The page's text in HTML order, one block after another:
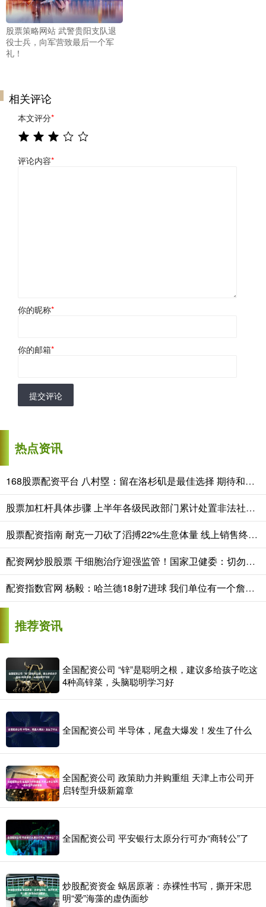
股票策略网站 武警贵阳支队退
役士兵，向军营致最后一个军
礼！
相关评论
本文评分*
评论内容*
你的昵称*
你的邮箱*
提交评论
热点资讯
168股票配资平台 八村塁：留在洛杉矶是最佳选择 期待和快船共塑文化
股票加杠杆具体步骤 上半年各级民政部门累计处置非法社会组织702个
股票配资指南 耐克一刀砍了滔搏22%生意体量 线上销售终止冲击显著
配资网炒股股票 干细胞治疗迎强监管！国家卫健委：切勿轻信干细胞 “不老针”
配资指数官网 杨毅：哈兰德18射7进球 我们单位有一个詹黑说这比詹姆斯命中率高
推荐资讯
全国配资公司 “锌”是聪明之根，建议多给孩子吃这
4种高锌菜，头脑聪明学习好
全国配资公司 半导体，尾盘大爆发！发生了什么
全国配资公司 政策助力并购重组 天津上市公司开
启转型升级新篇章
全国配资公司 平安银行太原分行可办“商转公”了
炒股配资资金 蜗居原著：赤裸性书写，撕开宋思
明“爱”海藻的虚伪面纱